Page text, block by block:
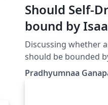
Should Self-
bound by
Three Laws
Discussing whether
should be bounded
by comparing their
research paper I
Pradhyumnaa